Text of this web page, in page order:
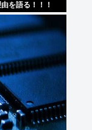
を語る！！！